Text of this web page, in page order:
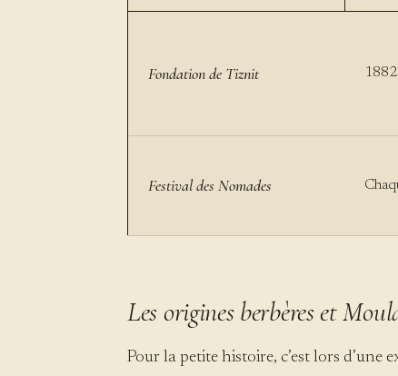
Fondation de Tiznit 1882
Festival des Nomades
Les origines berbères et
Pour la petite histoire, c’est lors d’une